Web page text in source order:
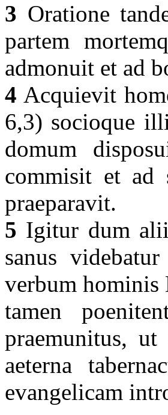
3 Oratione
partem
admonuit et ad
4 Acquievit
6,3) socioque
domum
commisit et ad
praeparavit.
5 Igitur dum
sanus
verbum hominis
tamen
praemunitus,
aeterna
evangelicam